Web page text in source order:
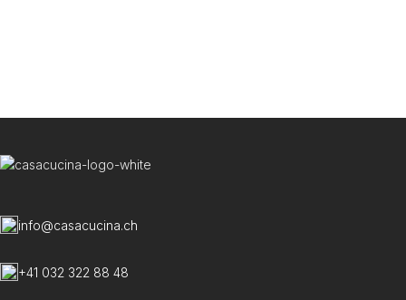
info@casacucina.ch
+41 032 322 88 48